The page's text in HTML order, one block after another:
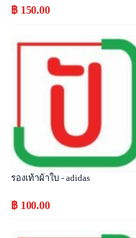
฿ 150.00
Popular
รองเท้าผ้าใบ - adidas
฿ 100.00